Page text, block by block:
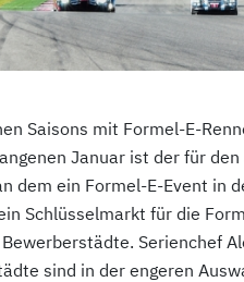
Saisons mit Formel-E-
Januar ist der für
dem ein Formel-E-Event in
Schlüsselmarkt für die
Serienchef
sind in der engeren